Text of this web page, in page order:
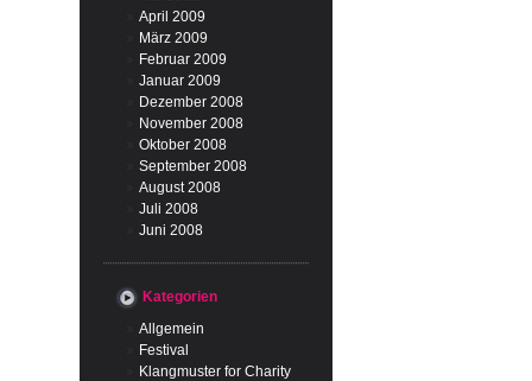
April 2009
März 2009
Februar 2009
Januar 2009
Dezember 2008
November 2008
Oktober 2008
September 2008
August 2008
Juli 2008
Juni 2008
Kategorien
Allgemein
Festival
Klangmuster for Charity